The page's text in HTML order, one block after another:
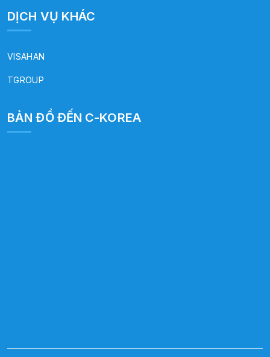
DỊCH VỤ KHÁC
VISAHAN
TGROUP
BẢN ĐỒ ĐẾN C-KOREA